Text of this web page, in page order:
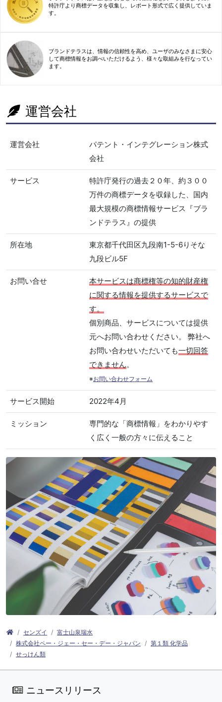
特許庁より商標データを収集し、レポート形式で広く提供していま
す。
ブランドテラスは、情報の信頼性を高め、ユーザのみなさまに安心
して商標情報をお調べいただけるよう、様々な取組みを行なってい
ます。
運営会社
運営会社
パテント・インテグレーション株式
会社
サービス
特許庁発行の過去２０年、約３００
万件の商標データを収録した、国内
最大規模の商標情報サービス『ブラ
ンドテラス』の提供
所在地
東京都千代田区九段南1-5-6りそな
九段ビル5F
お問い合せ
本サービスは商標権等の知的財産権
に関する情報を提供するサービスで
す。
個別商品、サービスについては提供
元へお問い合わせください。 弊社へ
お問い合わせいただいても一切回答
できません。
※お問い合わせフォーム
サービス開始 2022年4月
ミッション
専門的な「商標情報」をわかりやす
く広く一般の方々に伝えること
センズイ
富士山泉瑞水
株式会社ペー・ジェー・セー・デー・ジャパン
第１類 化学品
せっけん類
ニュースリリース